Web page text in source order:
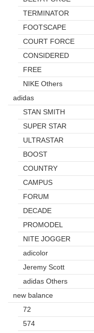
TERMINATOR
FOOTSCAPE
COURT FORCE
CONSIDERED
FREE
NIKE Others
adidas
STAN SMITH
SUPER STAR
ULTRASTAR
BOOST
COUNTRY
CAMPUS
FORUM
DECADE
PROMODEL
NITE JOGGER
adicolor
Jeremy Scott
adidas Others
new balance
72
574